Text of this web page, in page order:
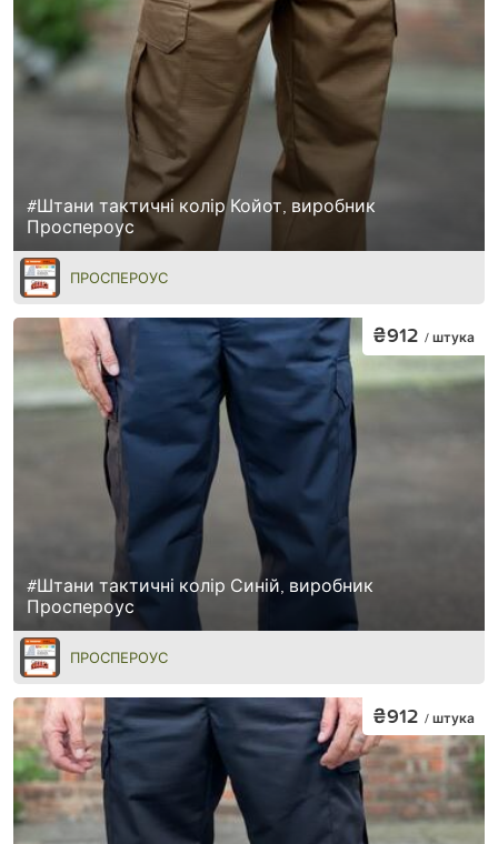
#Штани тактичні колір Койот, виробник
Проспероус
ПРОСПЕРОУС
#Штани тактичні колір Синій, виробник
Проспероус
₴912 / штука
ПРОСПЕРОУС
₴912 / штука